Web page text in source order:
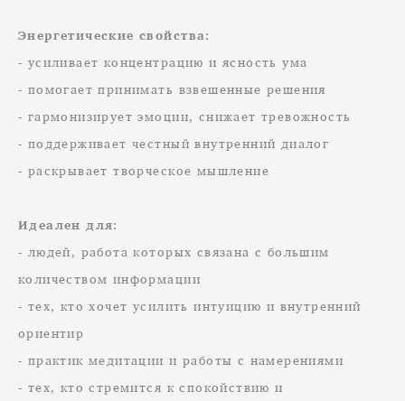
Энергетические свойства:
- усиливает концентрацию и ясность ума
- помогает принимать взвешенные решения
- гармонизирует эмоции, снижает тревожность
- поддерживает честный внутренний диалог
- раскрывает творческое мышление
Идеален для:
- людей, работа которых связана с большим
количеством информации
- тех, кто хочет усилить интуицию и внутренний
ориентир
- практик медитации и работы с намерениями
- тех, кто стремится к спокойствию и